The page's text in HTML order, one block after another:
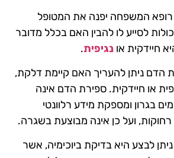
רופא המשפחה יפנה את המטופל
לסייע לו להבין האם בכלל מדובר
חיידקית או נגיפית.
הדם ניתן להעריך האם קיימת דלקת,
או חיידקית. ספירת הדם אינה
בגרון ומספקת מידע רלוונטי
ועל כן אינה מבוצעת בשגרה.
לבצע היא בדיקת ביוכימיה, אשר